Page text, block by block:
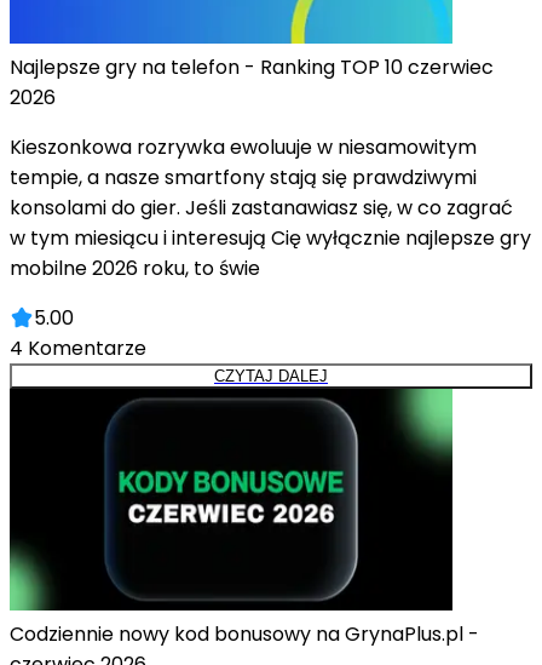
Najlepsze gry na telefon - Ranking TOP 10 czerwiec
2026
Kieszonkowa rozrywka ewoluuje w niesamowitym
tempie, a nasze smartfony stają się prawdziwymi
konsolami do gier. Jeśli zastanawiasz się, w co zagrać
w tym miesiącu i interesują Cię wyłącznie najlepsze gry
mobilne 2026 roku, to świe
5.00
4 Komentarze
CZYTAJ DALEJ
Codziennie nowy kod bonusowy na GrynaPlus.pl -